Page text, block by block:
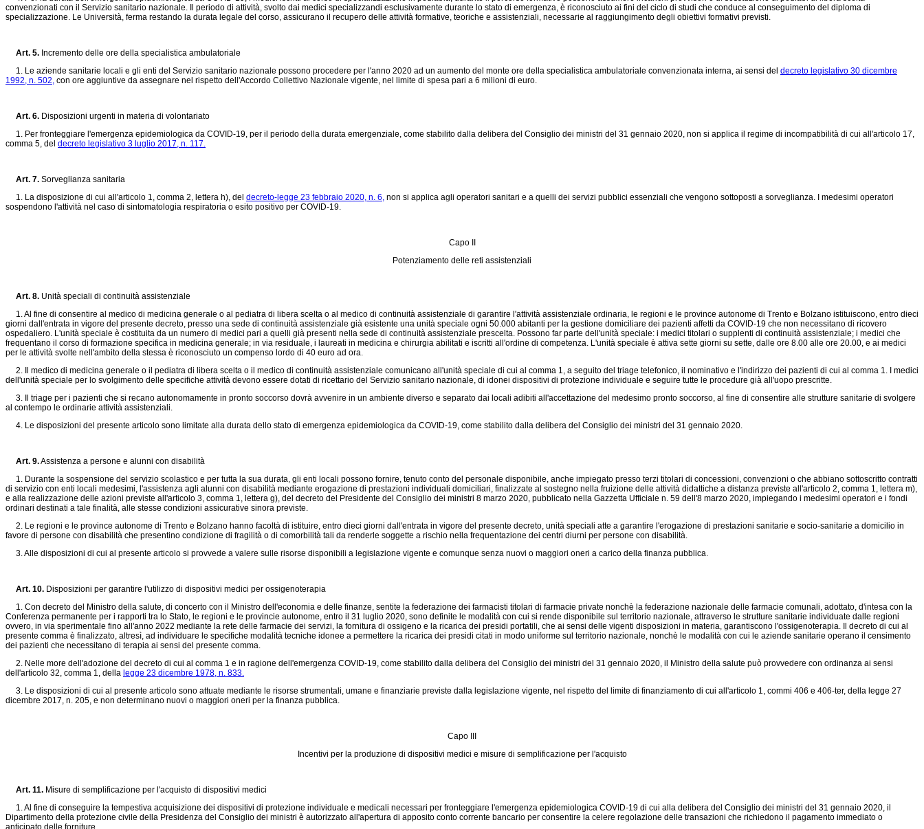
convenzionati con il Servizio sanitario nazionale. Il periodo di attività, svolto dai medici specializzandi esclusivamente durante lo stato di emergenza, è riconosciuto ai fini del ciclo di studi che conduce al conseguimento del diploma di
specializzazione. Le Università, ferma restando la durata legale del corso, assicurano il recupero delle attività formative, teoriche e assistenziali, necessarie al raggiungimento degli obiettivi formativi previsti.
Art. 5. Incremento delle ore della specialistica ambulatoriale
1. Le aziende sanitarie locali e gli enti del Servizio sanitario nazionale possono procedere per l'anno 2020 ad un aumento del monte ore della specialistica ambulatoriale convenzionata interna, ai sensi del decreto legislativo 30 dicembre
1992, n. 502, con ore aggiuntive da assegnare nel rispetto dell'Accordo Collettivo Nazionale vigente, nel limite di spesa pari a 6 milioni di euro.
Art. 6. Disposizioni urgenti in materia di volontariato
1. Per fronteggiare l'emergenza epidemiologica da COVID-19, per il periodo della durata emergenziale, come stabilito dalla delibera del Consiglio dei ministri del 31 gennaio 2020, non si applica il regime di incompatibilità di cui all'articolo 17,
comma 5, del decreto legislativo 3 luglio 2017, n. 117.
Art. 7. Sorveglianza sanitaria
1. La disposizione di cui all'articolo 1, comma 2, lettera h), del decreto-legge 23 febbraio 2020, n. 6, non si applica agli operatori sanitari e a quelli dei servizi pubblici essenziali che vengono sottoposti a sorveglianza. I medesimi operatori
sospendono l'attività nel caso di sintomatologia respiratoria o esito positivo per COVID-19.
Capo II
Potenziamento delle reti assistenziali
Art. 8. Unità speciali di continuità assistenziale
1. Al fine di consentire al medico di medicina generale o al pediatra di libera scelta o al medico di continuità assistenziale di garantire l'attività assistenziale ordinaria, le regioni e le province autonome di Trento e Bolzano istituiscono, entro dieci
giorni dall'entrata in vigore del presente decreto, presso una sede di continuità assistenziale già esistente una unità speciale ogni 50.000 abitanti per la gestione domiciliare dei pazienti affetti da COVID-19 che non necessitano di ricovero
ospedaliero. L'unità speciale è costituita da un numero di medici pari a quelli già presenti nella sede di continuità assistenziale prescelta. Possono far parte dell'unità speciale: i medici titolari o supplenti di continuità assistenziale; i medici che
frequentano il corso di formazione specifica in medicina generale; in via residuale, i laureati in medicina e chirurgia abilitati e iscritti all'ordine di competenza. L'unità speciale è attiva sette giorni su sette, dalle ore 8.00 alle ore 20.00, e ai medici
per le attività svolte nell'ambito della stessa è riconosciuto un compenso lordo di 40 euro ad ora.
2. Il medico di medicina generale o il pediatra di libera scelta o il medico di continuità assistenziale comunicano all'unità speciale di cui al comma 1, a seguito del triage telefonico, il nominativo e l'indirizzo dei pazienti di cui al comma 1. I medici
dell'unità speciale per lo svolgimento delle specifiche attività devono essere dotati di ricettario del Servizio sanitario nazionale, di idonei dispositivi di protezione individuale e seguire tutte le procedure già all'uopo prescritte.
3. Il triage per i pazienti che si recano autonomamente in pronto soccorso dovrà avvenire in un ambiente diverso e separato dai locali adibiti all'accettazione del medesimo pronto soccorso, al fine di consentire alle strutture sanitarie di svolgere
al contempo le ordinarie attività assistenziali.
4. Le disposizioni del presente articolo sono limitate alla durata dello stato di emergenza epidemiologica da COVID-19, come stabilito dalla delibera del Consiglio dei ministri del 31 gennaio 2020.
Art. 9.Assistenza a persone e alunni con disabilità
1. Durante la sospensione del servizio scolastico e per tutta la sua durata, gli enti locali possono fornire, tenuto conto del personale disponibile, anche impiegato presso terzi titolari di concessioni, convenzioni o che abbiano sottoscritto contratti
di servizio con enti locali medesimi, l'assistenza agli alunni con disabilità mediante erogazione di prestazioni individuali domiciliari, finalizzate al sostegno nella fruizione delle attività didattiche a distanza previste all'articolo 2, comma 1, lettera m),
e alla realizzazione delle azioni previste all'articolo 3, comma 1, lettera g), del decreto del Presidente del Consiglio dei ministri 8 marzo 2020, pubblicato nella Gazzetta Ufficiale n. 59 dell'8 marzo 2020, impiegando i medesimi operatori e i fondi
ordinari destinati a tale finalità, alle stesse condizioni assicurative sinora previste.
2. Le regioni e le province autonome di Trento e Bolzano hanno facoltà di istituire, entro dieci giorni dall'entrata in vigore del presente decreto, unità speciali atte a garantire l'erogazione di prestazioni sanitarie e socio-sanitarie a domicilio in
favore di persone con disabilità che presentino condizione di fragilità o di comorbilità tali da renderle soggette a rischio nella frequentazione dei centri diurni per persone con disabilità.
3. Alle disposizioni di cui al presente articolo si provvede a valere sulle risorse disponibili a legislazione vigente e comunque senza nuovi o maggiori oneri a carico della finanza pubblica.
Art. 10. Disposizioni per garantire l'utilizzo di dispositivi medici per ossigenoterapia
1. Con decreto del Ministro della salute, di concerto con il Ministro dell'economia e delle finanze, sentite la federazione dei farmacisti titolari di farmacie private nonchè la federazione nazionale delle farmacie comunali, adottato, d'intesa con la
Conferenza permanente per i rapporti tra lo Stato, le regioni e le provincie autonome, entro il 31 luglio 2020, sono definite le modalità con cui si rende disponibile sul territorio nazionale, attraverso le strutture sanitarie individuate dalle regioni
ovvero, in via sperimentale fino all'anno 2022 mediante la rete delle farmacie dei servizi, la fornitura di ossigeno e la ricarica dei presidi portatili, che ai sensi delle vigenti disposizioni in materia, garantiscono l'ossigenoterapia. Il decreto di cui al
presente comma è finalizzato, altresì, ad individuare le specifiche modalità tecniche idonee a permettere la ricarica dei presidi citati in modo uniforme sul territorio nazionale, nonchè le modalità con cui le aziende sanitarie operano il censimento
dei pazienti che necessitano di terapia ai sensi del presente comma.
2. Nelle more dell'adozione del decreto di cui al comma 1 e in ragione dell'emergenza COVID-19, come stabilito dalla delibera del Consiglio dei ministri del 31 gennaio 2020, il Ministro della salute può provvedere con ordinanza ai sensi
dell'articolo 32, comma 1, della legge 23 dicembre 1978, n. 833.
3. Le disposizioni di cui al presente articolo sono attuate mediante le risorse strumentali, umane e finanziarie previste dalla legislazione vigente, nel rispetto del limite di finanziamento di cui all'articolo 1, commi 406 e 406-ter, della legge 27
dicembre 2017, n. 205, e non determinano nuovi o maggiori oneri per la finanza pubblica.
Capo III
Incentivi per la produzione di dispositivi medici e misure di semplificazione per l'acquisto
Art. 11. Misure di semplificazione per l'acquisto di dispositivi medici
1. Al fine di conseguire la tempestiva acquisizione dei dispositivi di protezione individuale e medicali necessari per fronteggiare l'emergenza epidemiologica COVID-19 di cui alla delibera del Consiglio dei ministri del 31 gennaio 2020, il
Dipartimento della protezione civile della Presidenza del Consiglio dei ministri è autorizzato all'apertura di apposito conto corrente bancario per consentire la celere regolazione delle transazioni che richiedono il pagamento immediato o
anticipato delle forniture.